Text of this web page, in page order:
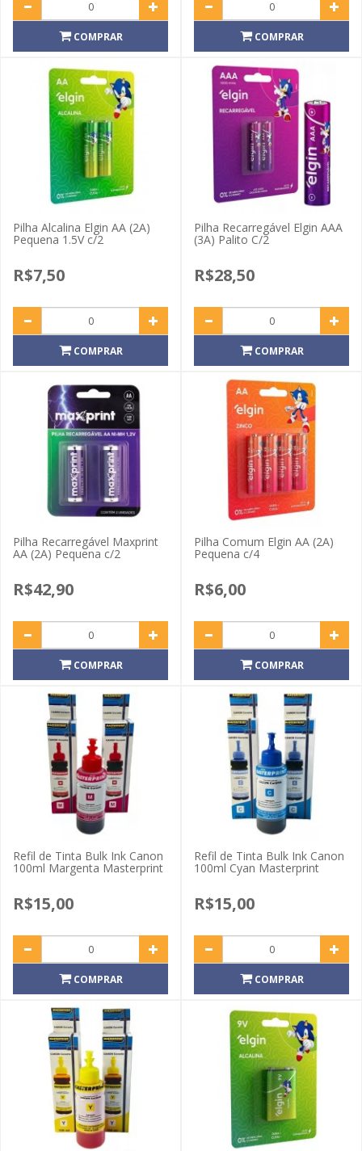
COMPRAR COMPRAR
Pilha Alcalina Elgin AA (2A)
Pequena 1.5V c/2
R$7,50
COMPRAR
Pilha Recarregável Elgin AAA
(3A) Palito C/2
R$28,50
COMPRAR
Pilha Recarregável Maxprint
AA (2A) Pequena c/2
R$42,90
COMPRAR
Pilha Comum Elgin AA (2A)
Pequena c/4
R$6,00
COMPRAR
Refil de Tinta Bulk Ink Canon
100ml Margenta Masterprint
R$15,00
COMPRAR
Refil de Tinta Bulk Ink Canon
100ml Cyan Masterprint
R$15,00
COMPRAR